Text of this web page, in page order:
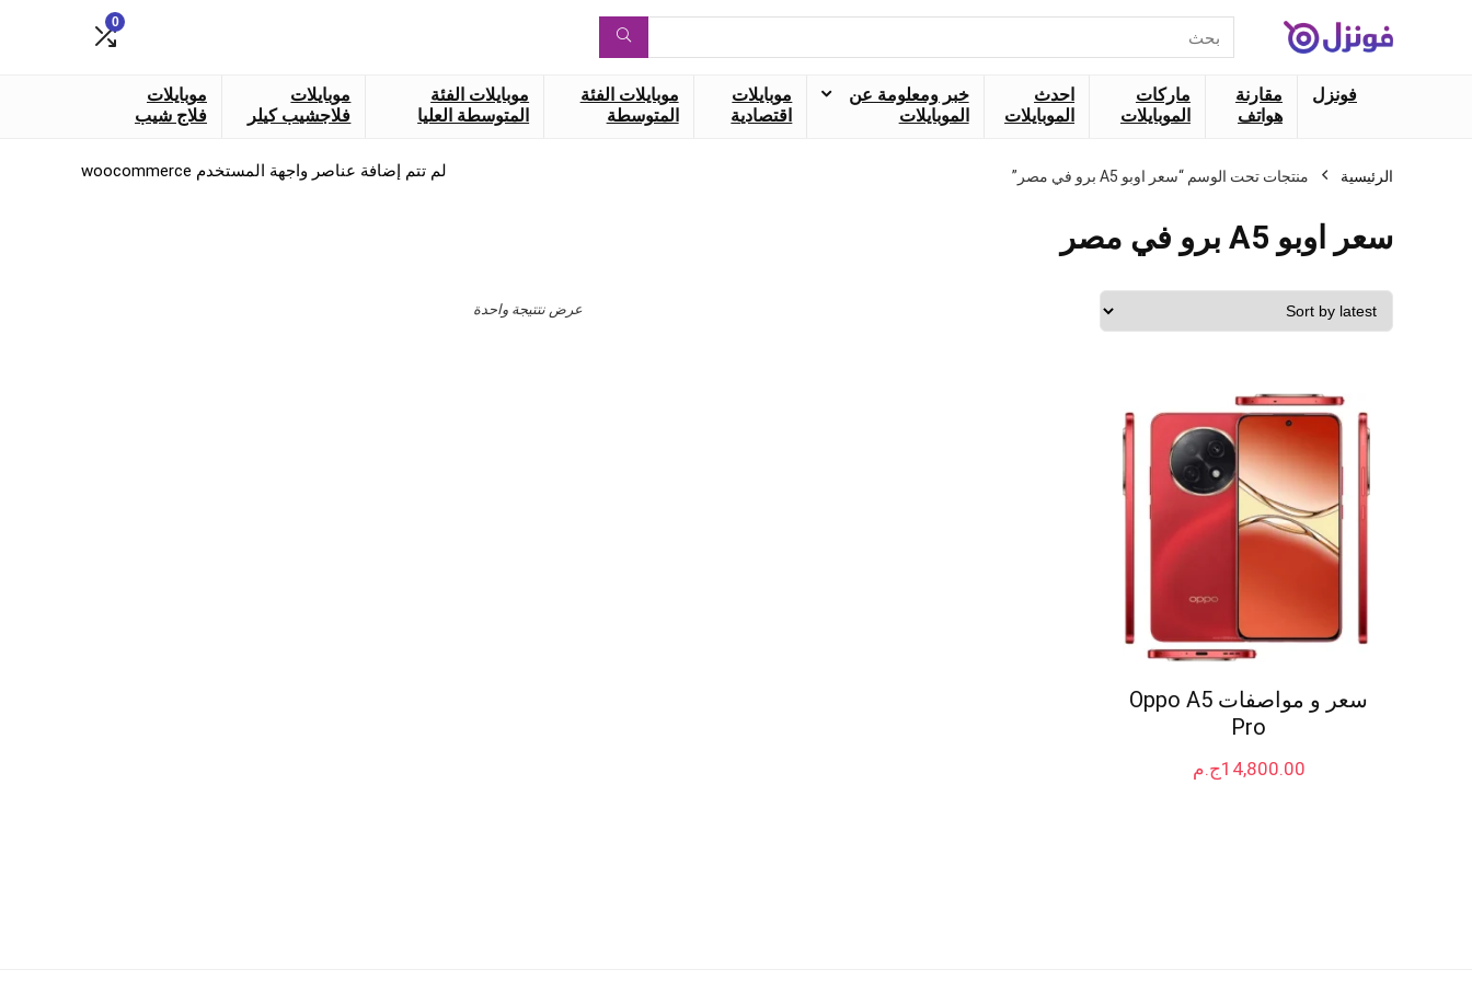
عن:
0
فونزل
مقارنة
هواتف
ماركات
الموبايلات
احدث
الموبايلات
خبر ومعلومة عن
الموبايلات
موبايلات
اقتصادية
موبايلات الفئة
المتوسطة
موبايلات الفئة
المتوسطة العليا
موبايلات
فلاجشيب كيلر
موبايلات
فلاج شيب
الرئيسية منتجات تحت الوسم “سعر اوبو A5 برو في مصر”
سعر اوبو A5 برو في مصر
عرض نتتيجة واحدة
سعر و مواصفات Oppo A5
Pro
ج.م14,800.00
لم تتم إضافة عناصر واجهة المستخدم woocommerce